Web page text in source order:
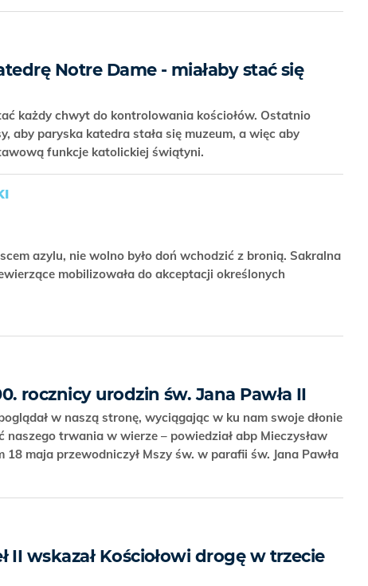
Notre Dame - miałaby stać się
każdy chwyt do kontrolowania kościołów. Ostatnio
aby paryska katedra stała się muzeum, a więc aby
funkcje katolickiej świątyni.
azylu, nie wolno było doń wchodzić z bronią. Sakralna
mobilizowała do akceptacji określonych
rocznicy urodzin św. Jana Pawła II
w naszą stronę, wyciągając w ku nam swoje dłonie
naszego trwania w wierze – powiedział abp Mieczysław
maja przewodniczył Mszy św. w parafii św. Jana Pawła
II wskazał Kościołowi drogę w trzecie